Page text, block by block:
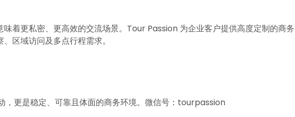
着更私密、更高效的交流场景。Tour Passion 为企业客户提供高度定制的商务
区域访问及多点行程需求。
，更是稳定、可靠且体面的商务环境。微信号：tourpassion